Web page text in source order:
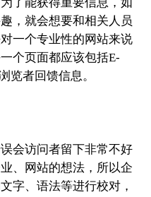
能获得重要信息，如
，就会想要和相关人员
一个专业性的网站来说
个页面都应该包括E-
览者回馈信息。
访问者留下非常不好
、网站的想法，所以企
字、语法等进行校对，